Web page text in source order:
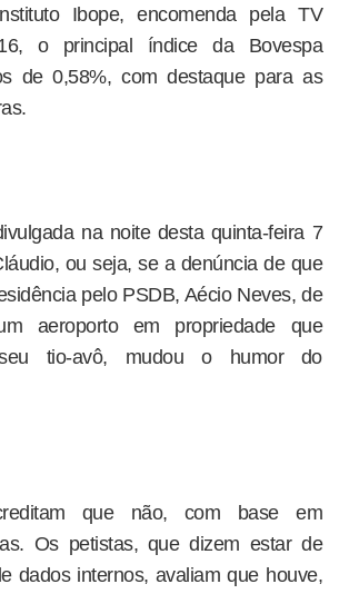
Ibope, encomenda pela TV
o principal índice da Bovespa
de 0,58%, com destaque para as
na noite desta quinta-feira 7
ou seja, se a denúncia de que
pelo PSDB, Aécio Neves, de
aeroporto em propriedade que
tio-avô, mudou o humor do
que não, com base em
Os petistas, que dizem estar de
dados internos, avaliam que houve,